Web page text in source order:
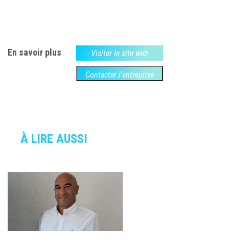
En savoir plus Visiter le site web
Contacter l'entreprise
À LIRE AUSSI